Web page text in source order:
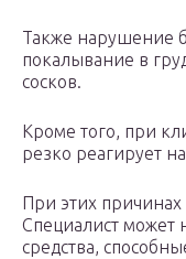
Также нарушение
покалывание в
сосков.
Кроме того, при
резко реагирует
При этих
Специалист может
средства,